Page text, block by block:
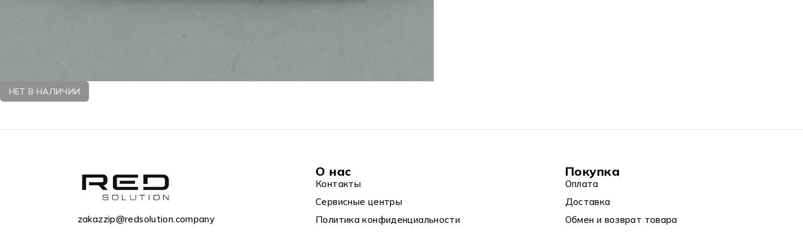
НЕТ В НАЛИЧИИ
zakazzip@redsolution.company
О нас
Контакты
Сервисные центры
Политика конфиденциальности
Покупка
Оплата
Доставка
Обмен и возврат товара